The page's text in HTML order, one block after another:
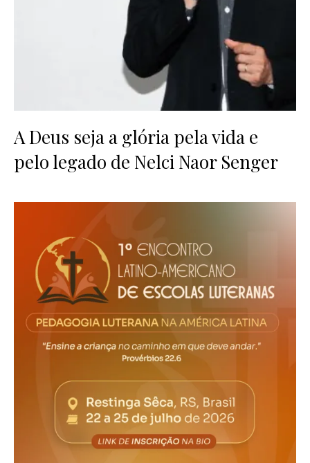
A Deus seja a glória pela vida e
pelo legado de Nelci Naor Senger